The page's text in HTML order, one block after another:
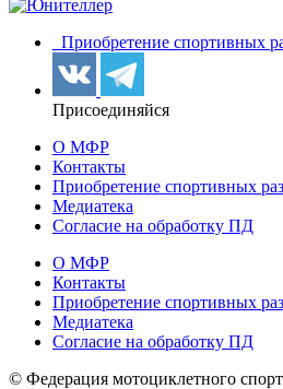
Приобретение спортивных
Присоединяйся
О МФР
Контакты
Приобретение спортивных
Медиатека
Согласие на обработку ПД
О МФР
Контакты
Приобретение спортивных
Медиатека
Согласие на обработку ПД
© Федерация мотоциклетного